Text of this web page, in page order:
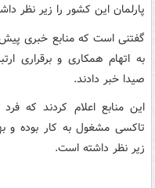
پارلمان این کشور را زیر نظر
گفتنی است که منابع خبری
به اتهام همکاری و برقراری
صیدا خبر دادند.
این منابع اعلام کردند که
تاکسی مشغول به کار بوده و
زیر نظر داشته است.